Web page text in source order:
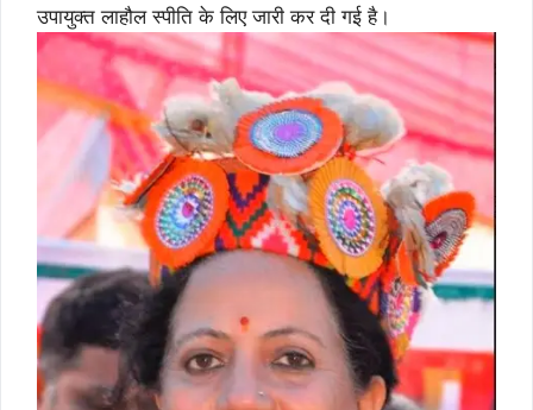
उपायुक्त लाहौल स्पीति के लिए जारी कर दी गई है।